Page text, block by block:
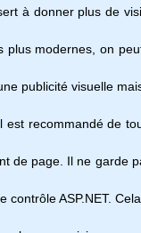
à donner plus de
plus modernes, on
publicité visuelle
est recommandé de
de page. Il ne garde
ASP.NET.